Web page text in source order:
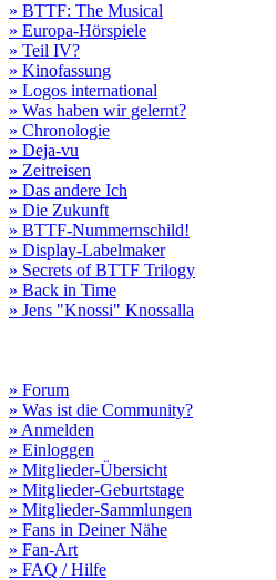
» BTTF: The Musical
» Europa-Hörspiele
» Teil IV?
» Kinofassung
» Logos international
» Was haben wir gelernt?
» Chronologie
» Deja-vu
» Zeitreisen
» Das andere Ich
» Die Zukunft
» BTTF-Nummernschild!
» Display-Labelmaker
» Secrets of BTTF Trilogy
» Back in Time
» Jens "Knossi" Knossalla
» Forum
» Was ist die Community?
» Anmelden
» Einloggen
» Mitglieder-Übersicht
» Mitglieder-Geburtstage
» Mitglieder-Sammlungen
» Fans in Deiner Nähe
» Fan-Art
» FAQ / Hilfe